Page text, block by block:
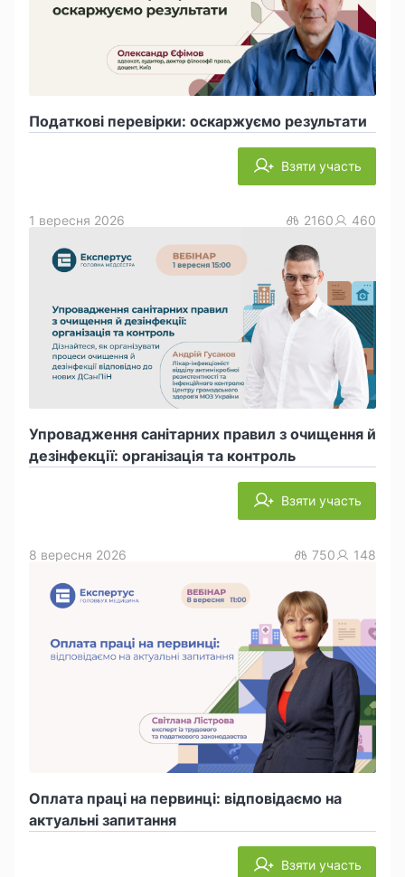
Податкові перевірки: оскаржуємо результати
Взяти участь
Упровадження санітарних правил з очищення й
дезінфекції: організація та контроль
1 вересня 2026 2160 460
Взяти участь
Оплата праці на первинці: відповідаємо на
актуальні запитання
8 вересня 2026 750 148
Взяти участь